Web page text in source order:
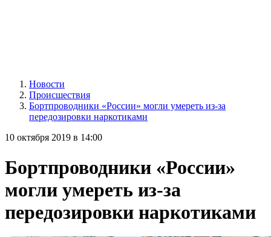
Новости
Происшествия
Бортпроводники «России» могли умереть из-за
передозировки наркотиками
10 октября 2019 в 14:00
Бортпроводники «России»
могли умереть из-за
передозировки наркотиками